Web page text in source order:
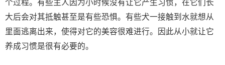
个过程。有些主人因为小时候没有让它产生习惯，在它们长
大后会对其抵触甚至是有些恐惧。有些犬一接触到水就想从
里面逃离出来，使得对它的美容很难进行。因此从小就让它
养成习惯是很有必要的。